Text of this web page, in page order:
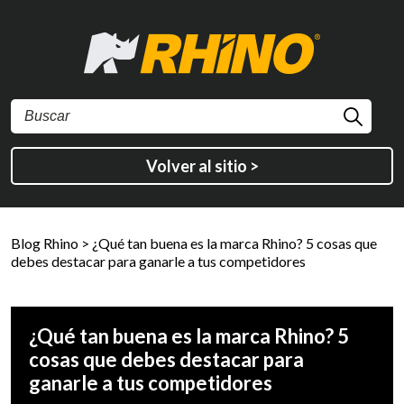
Volver al sitio >
Blog Rhino > ¿Qué tan buena es la marca Rhino? 5 cosas que
debes destacar para ganarle a tus competidores
¿Qué tan buena es la marca Rhino? 5
cosas que debes destacar para
ganarle a tus competidores